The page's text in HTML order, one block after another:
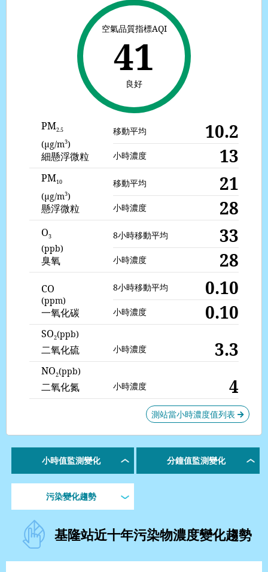
空氣品質指標AQI
41
良好
PM2.5
(μg/m3)
細懸浮微粒
移動平均 10.2
小時濃度 13
PM10
(μg/m3)
懸浮微粒
移動平均 21
小時濃度 28
O3
(ppb)
臭氧
8小時移動平均 33
小時濃度 28
CO
(ppm)
一氧化碳
8小時移動平均 0.10
小時濃度 0.10
SO2(ppb)
二氧化硫 小時濃度 3.3
NO2(ppb)
二氧化氮 小時濃度 4
測站當小時濃度值列表
箭
頭
符
號
小時值監測變化
分鐘值監測變化
污染變化趨勢
基隆站近十年污染物濃度變化趨勢